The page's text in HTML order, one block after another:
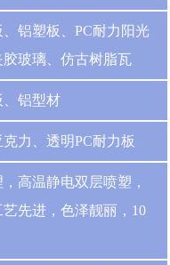
铝塑板、PC耐力阳光
玻璃、仿古树脂瓦
、铝型材
力、透明PC耐力板
高温静电双层喷塑，
先进，色泽靓丽，10